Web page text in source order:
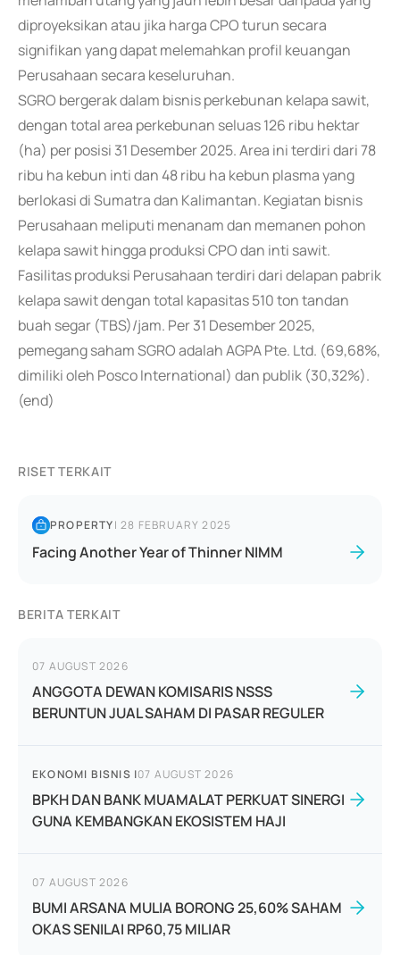
diproyeksikan atau jika harga CPO turun secara
signifikan yang dapat melemahkan profil keuangan
Perusahaan secara keseluruhan.
SGRO bergerak dalam bisnis perkebunan kelapa sawit,
dengan total area perkebunan seluas 126 ribu hektar
(ha) per posisi 31 Desember 2025. Area ini terdiri dari 78
ribu ha kebun inti dan 48 ribu ha kebun plasma yang
berlokasi di Sumatra dan Kalimantan. Kegiatan bisnis
Perusahaan meliputi menanam dan memanen pohon
kelapa sawit hingga produksi CPO dan inti sawit.
Fasilitas produksi Perusahaan terdiri dari delapan pabrik
kelapa sawit dengan total kapasitas 510 ton tandan
buah segar (TBS)/jam. Per 31 Desember 2025,
pemegang saham SGRO adalah AGPA Pte. Ltd. (69,68%,
dimiliki oleh Posco International) dan publik (30,32%).
(end)
RISET TERKAIT
PROPERTY|28 FEBRUARY 2025
Facing Another Year of Thinner NIMM
BERITA TERKAIT
07 AUGUST 2026
ANGGOTA DEWAN KOMISARIS NSSS
BERUNTUN JUAL SAHAM DI PASAR REGULER
EKONOMI BISNIS |07 AUGUST 2026
BPKH DAN BANK MUAMALAT PERKUAT SINERGI
GUNA KEMBANGKAN EKOSISTEM HAJI
07 AUGUST 2026
BUMI ARSANA MULIA BORONG 25,60% SAHAM
OKAS SENILAI RP60,75 MILIAR